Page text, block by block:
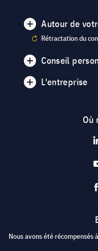
Autour de
Rétractation du
Conseil
L'entreprise
Où
Nous avons été